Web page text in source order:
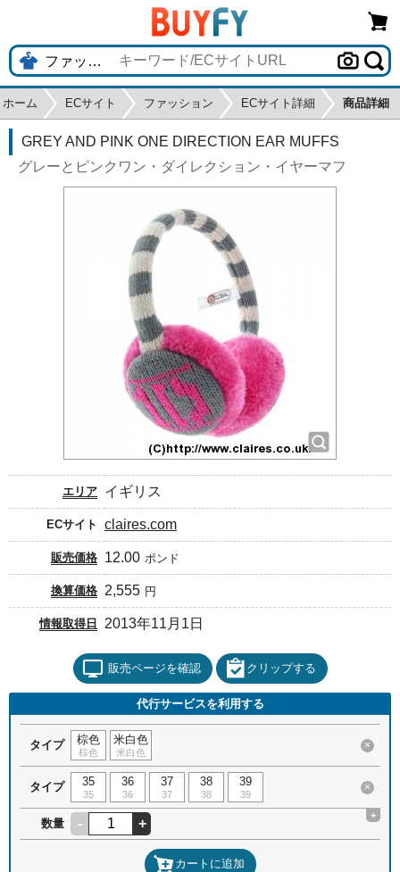
ホーム ECサイト ファッション ECサイト詳細 商品詳細
GREY AND PINK ONE DIRECTION EAR MUFFS
グレーとピンクワン・ダイレクション・イヤーマフ
エリア イギリス
ECサイト claires.com
販売価格 12.00 ポンド
換算価格 2,555 円
情報取得日 2013年11月1日
販売ページを確認 クリップする
代行サービスを利用する
タイプ 棕色
棕色
米白色
米白色
×
タイプ 35
35
36
36
37
37
38
38
39
39
×
数量 - +
+
カートに追加